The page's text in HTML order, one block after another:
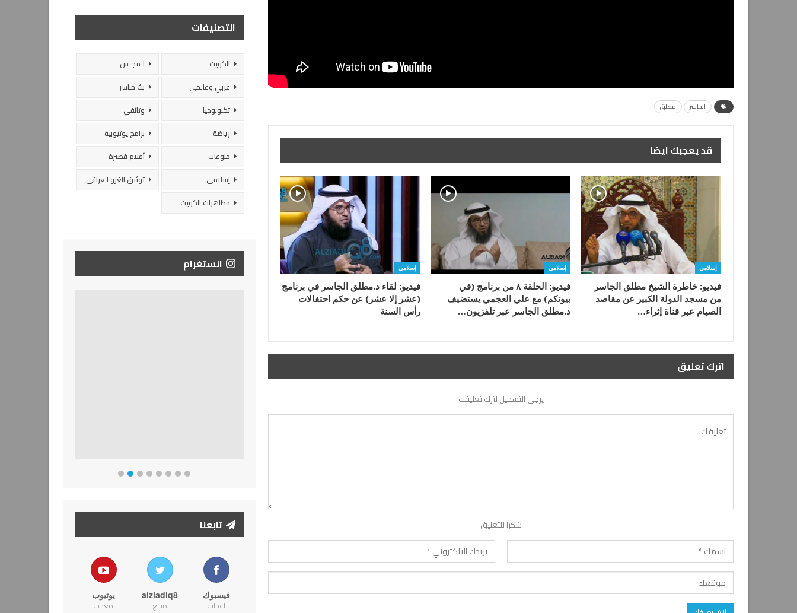
الجاسر مطلق
قد يعجبك ايضا
إسلامي
فيديو: خاطرة الشيخ مطلق الجاسر
من مسجد الدولة الكبير عن مقاصد
الصيام عبر قناة إثراء…
إسلامي
فيديو: الحلقة ٨ من برنامج (في
بيوتكم) مع علي العجمي يستضيف
د.مطلق الجاسر عبر تلفزيون…
إسلامي
فيديو: لقاء د.مطلق الجاسر في برنامج
(عشر إلا عشر) عن حكم احتفالات
رأس السنة
اترك تعليق
يرجي التسجيل لترك تعليقك
شكرا للتعليق
التصنيفات
الكويت
المجلس
عربي وعالمي
بث مباشر
تكنولوجيا
وثائقي
رياضة
برامج يوتيوبية
منوعات
أفلام قصيرة
إسلامي
توثيق الغزو العراقي
مظاهرات الكويت
انستغرام
تابعنا
فيسبوك
اعجاب
alziadiq8
متابع
يوتيوب
معجب